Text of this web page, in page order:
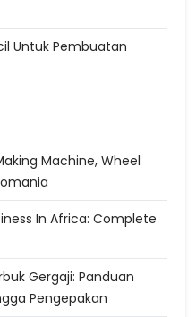
Untuk Pembuatan
Machine, Wheel
In Africa: Complete
Gergaji: Panduan
Pengepakan